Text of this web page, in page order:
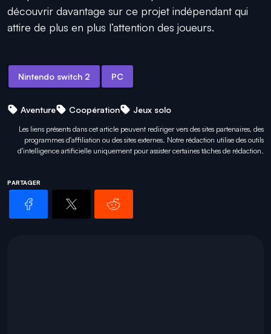
découvrir davantage sur ce projet indépendant qui
attire de plus en plus l’attention des joueurs.
Nintendo switch 2 PC
Aventure Coopération Jeux solo
Les liens présents dans cet article peuvent rediriger vers des sites partenaires, des
programmes d'affiliation ou des sites externes. Notre rédaction utilise des outils
d'intelligence artificielle uniquement pourassister certaines tâches de rédaction.
PARTAGER